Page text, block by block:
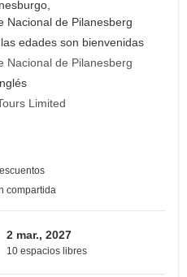
Nacional de Pilanesberg
edades son bienvenidas
Nacional de Pilanesberg
Limited
compartida
2 mar., 2027
10 espacios libres